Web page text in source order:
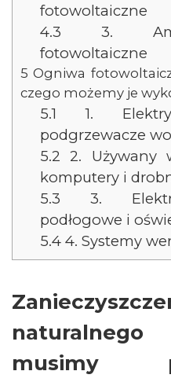
fotowoltaiczne
4.3 3.
fotowoltaiczne
5 Ogniwa
czego możemy je
5.1 1.
podgrzewacze
5.2 2. Używany
komputery i
5.3 3.
podłogowe i
5.4 4. Systemy
musimy